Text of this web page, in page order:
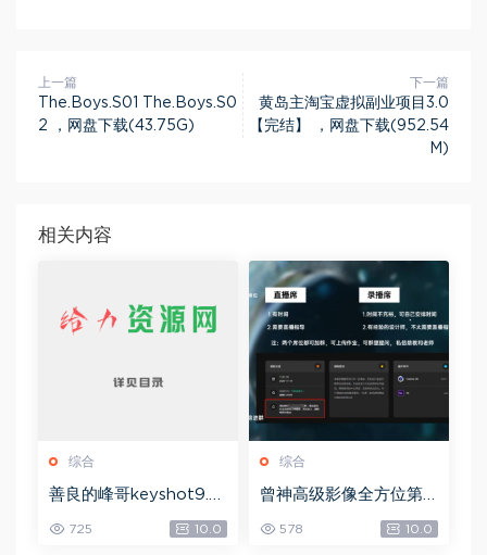
上一篇
The.Boys.S01 The.Boys.S0
2 ，网盘下载(43.75G)
下一篇
黄岛主淘宝虚拟副业项目3.0
【完结】 ，网盘下载(952.54
M)
相关内容
综合
善良的峰哥keyshot9.0
自学宝典，网盘下载(2.3
6G)
725 10.0
综合
曾神高级影像全方位第
四期，网盘下载(49.08
G)
578 10.0